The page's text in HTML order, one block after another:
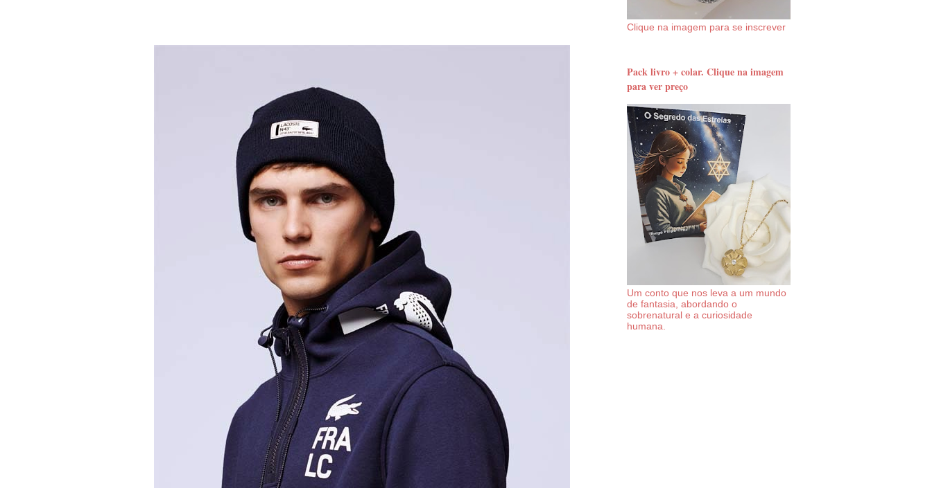
Clique na imagem para se inscrever
Pack livro + colar. Clique na imagem
para ver preço
Um conto que nos leva a um mundo
de fantasia, abordando o
sobrenatural e a curiosidade
humana.